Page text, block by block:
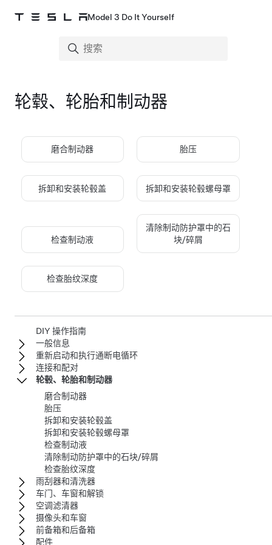
Model 3 Do It Yourself
轮毂、轮胎和制动器
磨合制动器 胎压
拆卸和安装轮毂盖 拆卸和安装轮毂螺母罩
检查制动液
清除制动防护罩中的石
块/碎屑
检查胎纹深度
DIY 操作指南
一般信息
重新启动和执行通断电循环
连接和配对
轮毂、轮胎和制动器
磨合制动器
胎压
拆卸和安装轮毂盖
拆卸和安装轮毂螺母罩
检查制动液
清除制动防护罩中的石块/碎屑
检查胎纹深度
雨刮器和清洗器
车门、车窗和解锁
空调滤清器
摄像头和车窗
前备箱和后备箱
配件